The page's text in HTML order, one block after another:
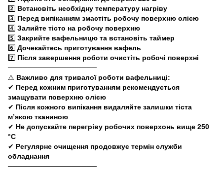
2️⃣ Встановіть необхідну температуру нагріву
3️⃣ Перед випіканням змастіть робочу поверхню олією
4️⃣ Залийте тісто на робочу поверхню
5️⃣ Закрийте вафельницю та встановіть таймер
6️⃣ Дочекайтесь приготування вафель
7️⃣ Після завершення роботи очистіть робочі поверхні
──────────────────
⚠ Важливо для тривалої роботи вафельниці:
✔ Перед кожним приготуванням рекомендується
змащувати поверхню олією
✔ Після кожного випікання видаляйте залишки тіста
м’якою тканиною
✔ Не допускайте перегріву робочих поверхонь вище 250
°C
✔ Регулярне очищення продовжує термін служби
обладнання
──────────────────